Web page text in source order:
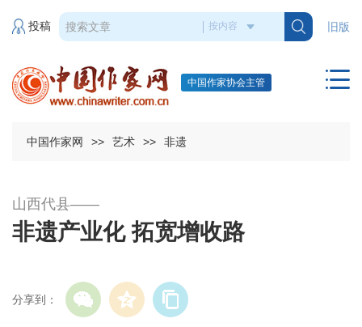
旧版
投稿
中国作家协会主管
中国作家网 >> 艺术 >> 非遗
山西代县——
非遗产业化 拓宽增收路
分享到：